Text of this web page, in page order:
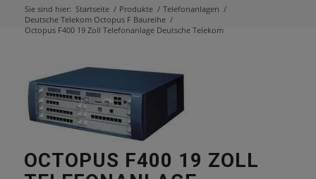
Sie sind hier: Startseite / Produkte / Telefonanlagen /
Deutsche Telekom Octopus F Baureihe /
Octopus F400 19 Zoll Telefonanlage Deutsche Telekom
OCTOPUS F400 19 ZOLL